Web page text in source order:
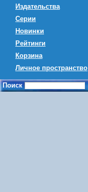
Издательства
Серии
Новинки
Рейтинги
Корзина
Личное пространство
Поиск